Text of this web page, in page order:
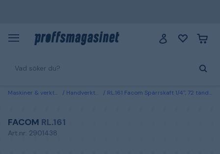
Maskiner & verktyg Handverktyg RL.161 Facom Spärrskaft 1/4", 72 tänder
FACOM RL.161
Art.nr: 2901438